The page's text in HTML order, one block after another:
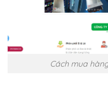
Cách mua